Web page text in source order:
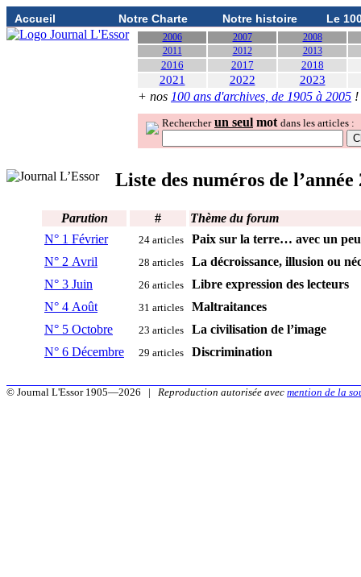
Accueil Notre Charte Notre histoire Le
2006 2007
2008
2011
2012 2013
2016 2017 2018
2021 2022 2023
+ nos 100 ans d'archives, de 1905 à 2005 !
Rechercher un seul mot dans les articles :
Liste des numéros de l’année
Parution #
Thème du forum
N° 1 Février
24 articles
Paix sur la terre… avec un
N° 2 Avril
28 articles
La décroissance, illusion ou
N° 3 Juin
26 articles
Libre expression des lecteurs
N° 4 Août
31 articles
Maltraitances
N° 5 Octobre
23 articles
La civilisation de l’image
N° 6 Décembre
29 articles Discrimination
© Journal L'Essor 1905—2026 | Reproduction autorisée avec mention de la